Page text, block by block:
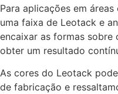
Para aplicações em
uma faixa de Leotack e
encaixar as formas
obter um resultado
As cores do Leotack
de fabricação e